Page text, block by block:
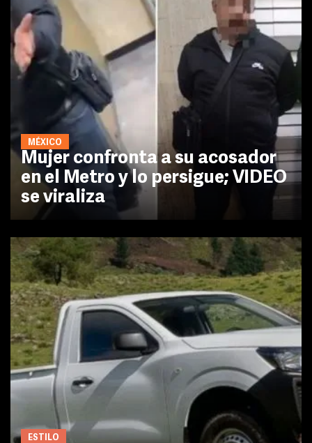
MÉXICO
Mujer confronta a su acosador
en el Metro y lo persigue; VIDEO
se viraliza
ESTILO